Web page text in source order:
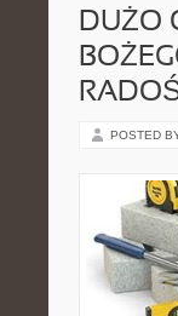
DUŻO
POSTED